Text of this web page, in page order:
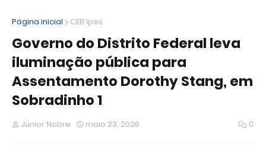
Página inicial CEB Ipes
Governo do Distrito Federal leva
iluminação pública para
Assentamento Dorothy Stang, em
Sobradinho 1
Júnior Nobre maio 23, 2026 0